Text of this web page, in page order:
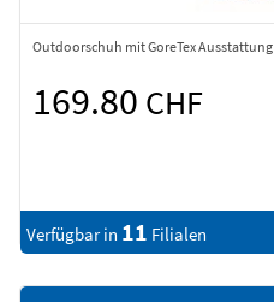
Outdoorschuh mit GoreTex Ausstattung
169.80 CHF
Verfügbar in 11 Filialen